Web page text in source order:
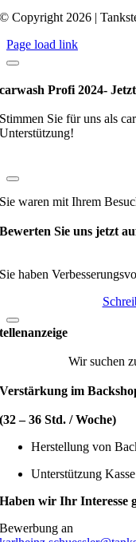
© Copyright 2026 |
Page load link
carwash Profi 2024-
Stimmen Sie für uns als
Unterstützung!
Sie waren mit Ihrem
Bewerten Sie uns jetzt
Sie haben
Wir suchen
Verstärkung im
(32 – 36 Std. / Woche)
Herstellung von
Unterstützung Kasse
Haben wir Ihr Interesse
Bewerbung an